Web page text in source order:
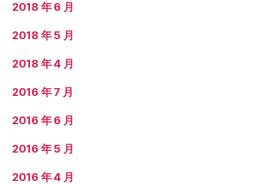
2018 年 6 月
2018 年 5 月
2018 年 4 月
2016 年 7 月
2016 年 6 月
2016 年 5 月
2016 年 4 月